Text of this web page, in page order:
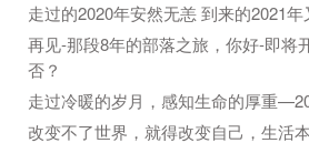
走过的2020年安然无恙 到来的2021
再见-那段8年的部落之旅，你好-即将
否？
走过冷暖的岁月，感知生命的厚重
改变不了世界，就得改变自己，生活